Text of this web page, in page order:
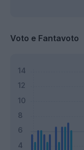
Voto e Fantavoto